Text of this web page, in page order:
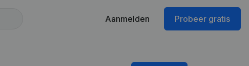
Aanmelden Probeer gratis